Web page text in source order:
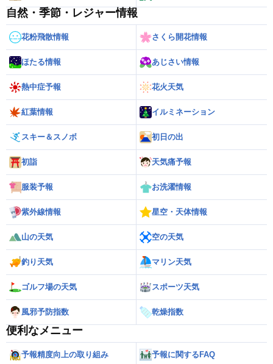
自然・季節・レジャー情報
花粉飛散情報 さくら開花情報
ほたる情報 あじさい情報
熱中症予報 花火天気
紅葉情報 イルミネーション
スキー＆スノボ 初日の出
初詣 天気痛予報
服装予報 お洗濯情報
紫外線情報 星空・天体情報
山の天気 空の天気
釣り天気 マリン天気
ゴルフ場の天気 スポーツ天気
風邪予防指数 乾燥指数
便利なメニュー
予報精度向上の取り組み 予報に関するFAQ